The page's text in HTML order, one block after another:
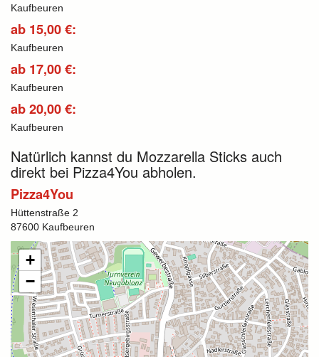
Kaufbeuren
ab 15,00 €:
Kaufbeuren
ab 17,00 €:
Kaufbeuren
ab 20,00 €:
Kaufbeuren
Natürlich kannst du Mozzarella Sticks auch
direkt bei Pizza4You abholen.
Pizza4You
Hüttenstraße 2
87600 Kaufbeuren
+
−